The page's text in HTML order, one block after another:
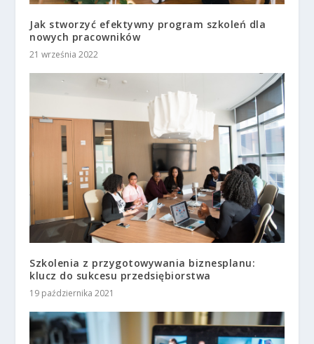
Jak stworzyć efektywny program szkoleń dla
nowych pracowników
21 września 2022
Szkolenia z przygotowywania biznesplanu:
klucz do sukcesu przedsiębiorstwa
19 października 2021